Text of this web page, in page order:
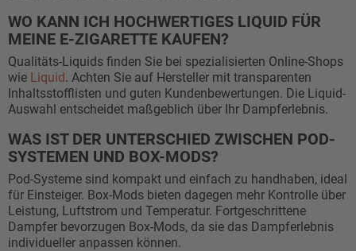
WO KANN ICH HOCHWERTIGES LIQUID FÜR
MEINE E-ZIGARETTE KAUFEN?
Qualitäts-Liquids finden Sie bei spezialisierten Online-Shops
wie Liquid. Achten Sie auf Hersteller mit transparenten
Inhaltsstofflisten und guten Kundenbewertungen. Die Liquid-
Auswahl entscheidet maßgeblich über Ihr Dampferlebnis.
WAS IST DER UNTERSCHIED ZWISCHEN POD-
SYSTEMEN UND BOX-MODS?
Pod-Systeme sind kompakt und einfach zu handhaben, ideal
für Einsteiger. Box-Mods bieten dagegen mehr Kontrolle über
Leistung, Luftstrom und Temperatur. Fortgeschrittene
Dampfer bevorzugen Box-Mods, da sie das Dampferlebnis
individueller anpassen können.